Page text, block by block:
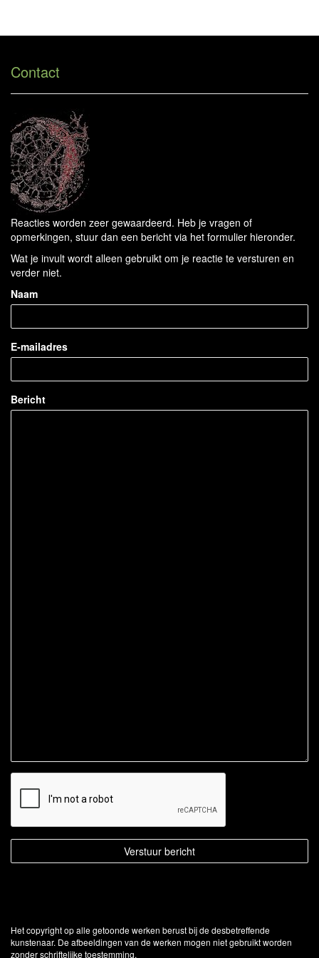
Contact
Reacties worden zeer gewaardeerd. Heb je vragen of
opmerkingen, stuur dan een bericht via het formulier hieronder.
Wat je invult wordt alleen gebruikt om je reactie te versturen en
verder niet.
Naam
E-mailadres
Bericht
Het copyright op alle getoonde werken berust bij de desbetreffende
kunstenaar. De afbeeldingen van de werken mogen niet gebruikt worden
zonder schriftelijke toestemming.